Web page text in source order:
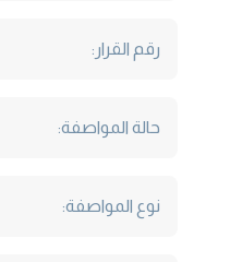
رقم القرار:
حالة المواصفة:
نوع المواصفة: